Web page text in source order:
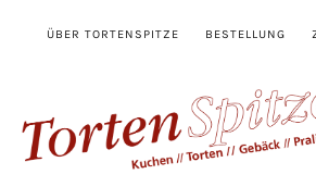
ÜBER TORTENSPITZE BESTELLUNG